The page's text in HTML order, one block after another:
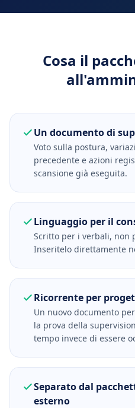
Cosa il
Un documento di
Voto sulla postura,
precedente e azioni
scansione già eseguita.
Linguaggio per il
Scritto per i verbali, non
Inseritelo direttamente
Ricorrente per
Un nuovo documento
la prova della
tempo invece di essere
Separato dal
esterno